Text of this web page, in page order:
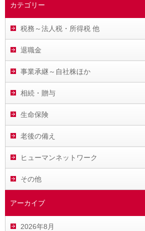
カテゴリー
税務～法人税・所得税 他
退職金
事業承継～自社株ほか
相続・贈与
生命保険
老後の備え
ヒューマンネットワーク
その他
アーカイブ
2026年8月